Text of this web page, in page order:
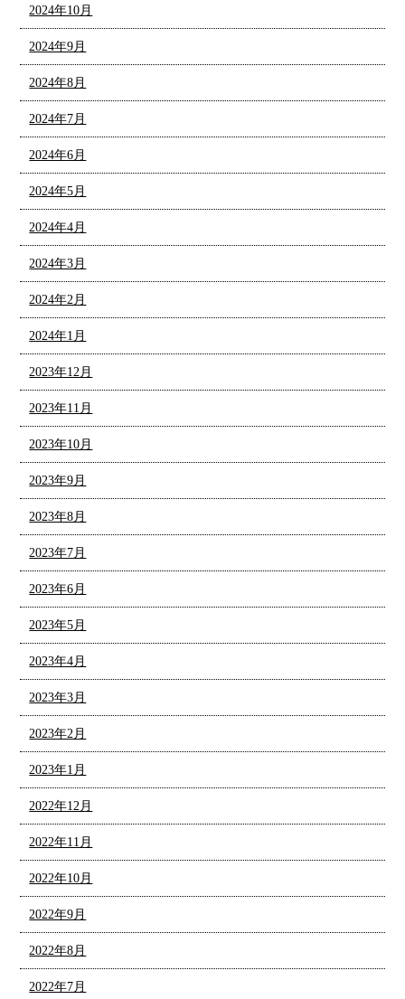
2024年10月
2024年9月
2024年8月
2024年7月
2024年6月
2024年5月
2024年4月
2024年3月
2024年2月
2024年1月
2023年12月
2023年11月
2023年10月
2023年9月
2023年8月
2023年7月
2023年6月
2023年5月
2023年4月
2023年3月
2023年2月
2023年1月
2022年12月
2022年11月
2022年10月
2022年9月
2022年8月
2022年7月